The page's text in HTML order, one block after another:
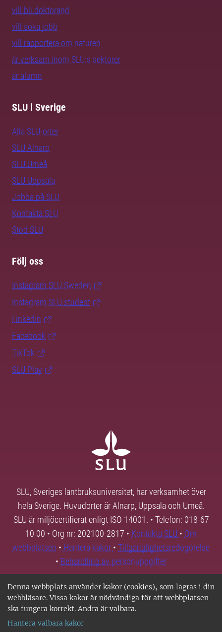
Denna webbplats använder kakor (cookies), som lagras i din
webbläsare. Vissa kakor är nödvändiga för att webbplatsen
ska fungera korrekt. Andra är valbara.
Hantera valbara kakor
vill bli doktorand
vill söka jobb
vill rapportera om naturen
är verksam inom SLU:s sektorer
är alumn
SLU i Sverige
Alla SLU-orter
SLU Alnarp
SLU Umeå
SLU Uppsala
Jobba på SLU
Kontakta SLU
Stöd SLU
Följ oss
Instagram SLU.Sweden
Instagram SLU.student
LinkedIn
Facebook
TikTok
SLU Play
SLU, Sveriges lantbruksuniversitet, har verksamhet över
hela Sverige. Huvudorter är Alnarp, Uppsala och Umeå.
SLU är miljöcertifierat enligt ISO 14001. • Telefon: 018-67
10 00 • Org nr: 202100-2817 • Kontakta SLU • Om
webbplatsen • Hantera kakor • Tillgänglighetsredogörelse
• Behandling av personuppgifter